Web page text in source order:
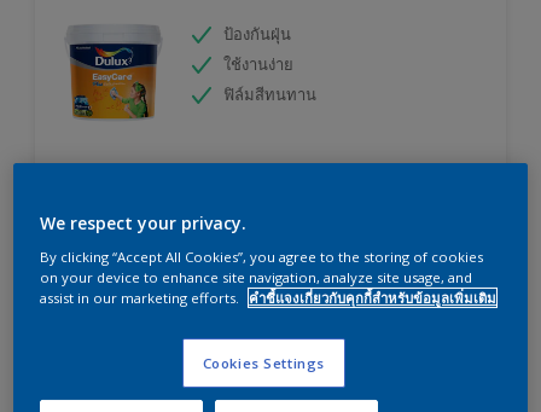
ป้องกันฝุ่น
ใช้งานง่าย
ฟิล์มสีทนทาน
เปรียบเทียบ
We respect your privacy.
By clicking “Accept All Cookies”, you agree to the storing of cookies
on your device to enhance site navigation, analyze site usage, and
assist in our marketing efforts.
คำชี้แจงเกี่ยวกับคุกกี้สำหรับข้อมูลเพิ่มเติม
Cookies Settings